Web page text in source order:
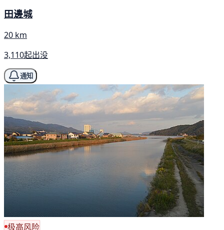
田邊城
20 km
3,110起出没
通知
极高风险